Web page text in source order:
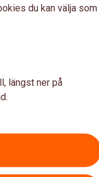
du kan välja som
längst ner på